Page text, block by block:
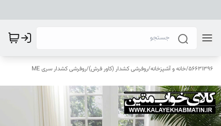
56631396
/خانه و آشپزخانه/روفرشی کشدار (کاور فرش)/روفرشی کشدار سری ME